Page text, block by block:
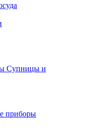
Супницы и
приборы